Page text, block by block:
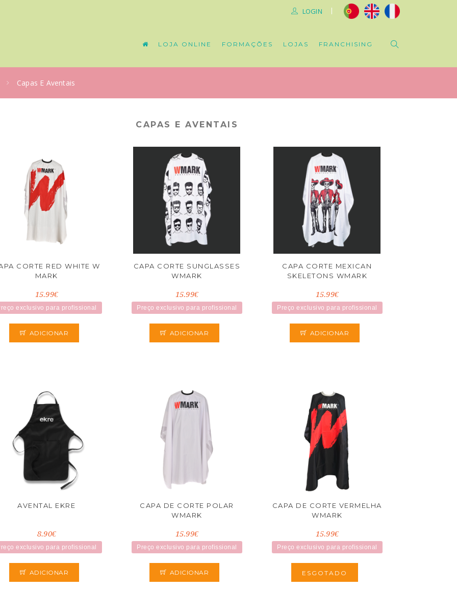
|
LOGIN
LOJA ONLINE FORMAÇÕES LOJAS FRANCHISING
Capas E Aventais
CAPAS E AVENTAIS
CORTE RED WHITE W
MARK
15.99€
exclusivo para profissional
ADICIONAR
CAPA CORTE SUNGLASSES
WMARK
15.99€
Preço exclusivo para profissional
ADICIONAR
CAPA CORTE MEXICAN
SKELETONS WMARK
15.99€
Preço exclusivo para profissional
ADICIONAR
AVENTAL EKRE
8.90€
exclusivo para profissional
ADICIONAR
CAPA DE CORTE POLAR
WMARK
15.99€
Preço exclusivo para profissional
ADICIONAR
CAPA DE CORTE VERMELHA
WMARK
15.99€
Preço exclusivo para profissional
ESGOTADO